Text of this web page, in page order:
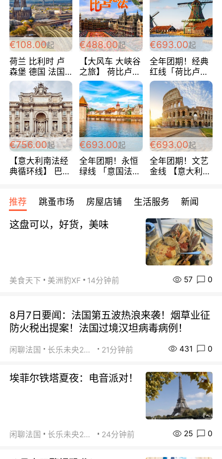
€108.00起
荷兰 比利时 卢
森堡 德国 法国
超爽玩遍西欧 循
环线 全程四星宾
馆 108欧/人/天
€488.00起
【大风车 大峡谷
之旅】 荷比卢德
法 巴黎上下 经
典五国四日游
488欧/人
€693.00起
全年团期！经典
红线「荷比卢德
法」七天循环 五
国 仅售99欧/人/
天！巴黎上下！
包拼房~
€756.00起
【意大利南法经
典循环线】 巴黎
宾馆 108欧/天起
全程756欧/位
€693.00起
全年团期！永恒
绿线 「意国法
欧/天起 ~包拼房
€693.00起
全年团期！文艺
金线 【意大利一
每周铁发！
推荐 跳蚤市场 房屋店铺 生活服务 新闻
这盘可以，好货，美味
美食天下 美洲豹XF 14分钟前 57 0
8月7日要闻：法国第五波热浪来袭！烟草业征
防火税出提案！法国过境汉坦病毒病例！
闲聊法国 长乐未央2015 21分钟前 431 0
埃菲尔铁塔夏夜：电音派对！
闲聊法国 长乐未央2015 24分钟前 25 0